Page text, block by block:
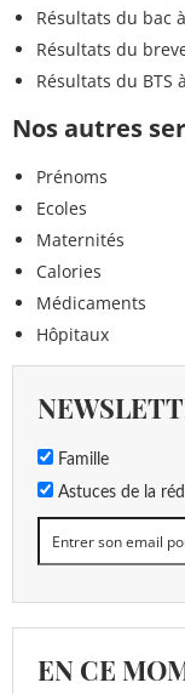
Résultats du bac
Résultats du
Résultats du BTS
Nos autres
Prénoms
Ecoles
Maternités
Calories
Médicaments
Hôpitaux
Famille
Astuces de la
EN CE